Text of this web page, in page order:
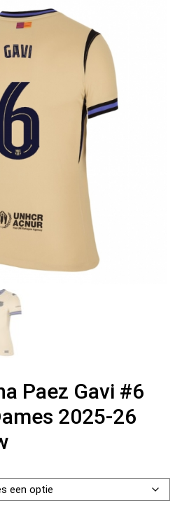
Paez Gavi #6
2025-26